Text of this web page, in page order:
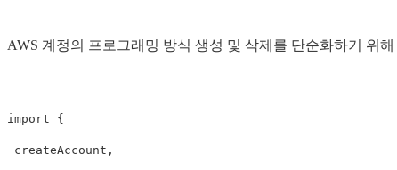
AWS 계정의 프로그래밍 방식 생성 및 삭제를 단순화하기 위해
import {
createAccount ,